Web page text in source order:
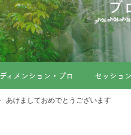
ブ
ディメンション・プロ セッショ
あけましておめでとうございます